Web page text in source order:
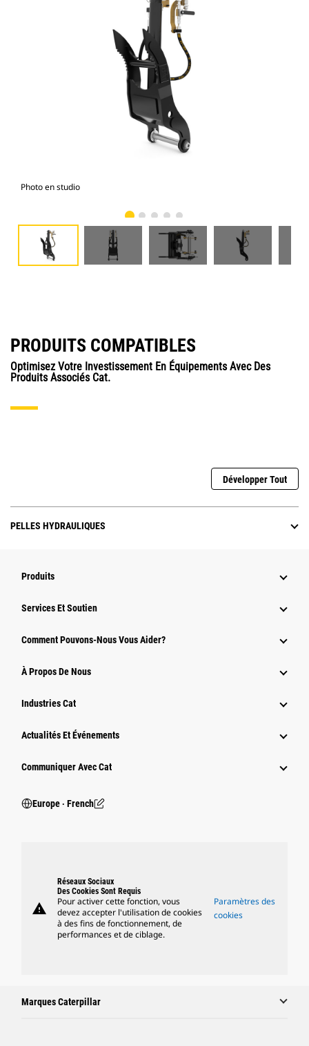
Photo en studio
PRODUITS COMPATIBLES
Optimisez Votre Investissement En Équipements Avec Des
Produits Associés Cat.
Développer Tout
PELLES HYDRAULIQUES
Produits
Services Et Soutien
Comment Pouvons-Nous Vous Aider?
À Propos De Nous
Industries Cat
Actualités Et Événements
Communiquer Avec Cat
Europe ‧ French
warning
Réseaux Sociaux
Des Cookies Sont Requis
Pour activer cette fonction, vous
devez accepter l'utilisation de cookies
à des fins de fonctionnement, de
performances et de ciblage.
Paramètres des
cookies
Marques Caterpillar